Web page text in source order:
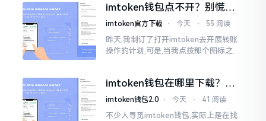
imtoken钱包点不开？别慌，
试试这几招
imtoken官方下载 ⋅ 今天 ⋅ 55 阅读
昨天,我制订了打开imtoken去开展转账
操作的计划,可是,当我点按那个图标之后,
imtoken钱包在哪里下载？老
手教你几招避坑
imtoken钱包2.0 ⋅ 今天 ⋅ 41 阅读
不少人寻觅imtoken钱包,实际上是在找